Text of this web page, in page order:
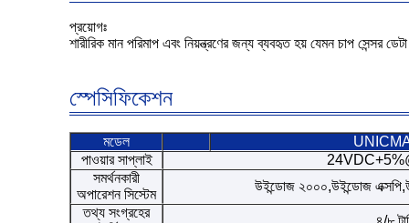
প্রয়োগঃ
শারীরিক মান পরিমাপ এবং নিয়ন্ত্রণের জন্য ব্যবহৃত হয় যেমন চাপ সেন্সর
স্পেসিফিকেশন
মডেল
পাওয়ার সাপ্লাই
সমর্থনকারী
অপারেশন সিস্টেম
উইন্ডোজ ২০০০,উইন্ডোজ
তথ্য সংগ্রহের